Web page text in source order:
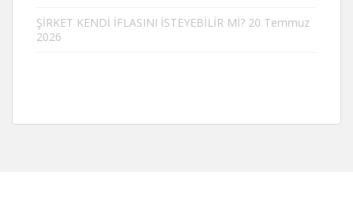
ŞİRKET KENDİ İFLASINI İSTEYEBİLİR Mİ? 20 Temmuz
2026